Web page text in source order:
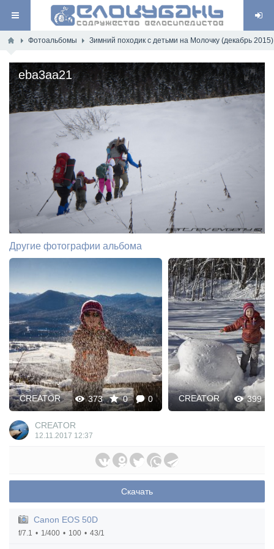
Фотоальбомы Зимний походик с детьми на Молочку (декабрь 2015)
eba3aa21
Другие фотографии альбома
373 0 0
CREATOR 399
CREATOR
CREATOR
12.11.2017 12:37
Скачать
Canon EOS 50D
f/7.1 1/400 100 43/1